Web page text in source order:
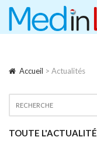
Accueil > Actualités
TOUTE L'ACTUALITÉ